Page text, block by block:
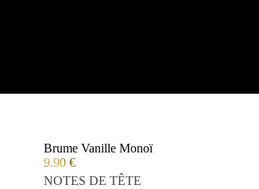
Brume Vanille Monoï
9.90 €
NOTES DE TÊTE